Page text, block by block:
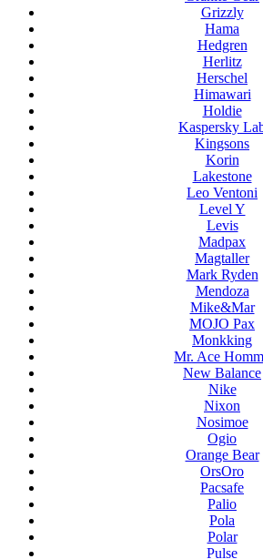
Grizzly
Hama
Hedgren
Herlitz
Herschel
Himawari
Holdie
Kaspersky
Kingsons
Korin
Lakestone
Leo Ventoni
Level Y
Levis
Madpax
Magtaller
Mark Ryden
Mendoza
Mike&Mar
MOJO Pax
Monkking
Mr. Ace
New Balance
Nike
Nixon
Nosimoe
Ogio
Orange Bear
OrsOro
Pacsafe
Palio
Pola
Polar
Pulse